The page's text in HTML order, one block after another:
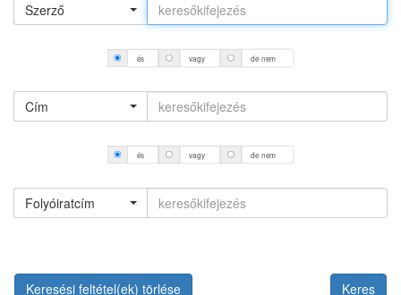
Szerző
és vagy de nem
Cím
és vagy de nem
Folyóiratcím
Keresési feltétel(ek) törlése